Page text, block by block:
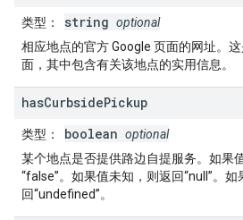
类型 ： string optional
相应地点的官方 Google 页面的网址。
面，其中包含有关该地点的实用信息。
hasCurbsidePickup
类型 ： boolean optional
某个地点是否提供路边自提服务。如果
“false”。如果值未知，则返回“null”。
回“undefined”。